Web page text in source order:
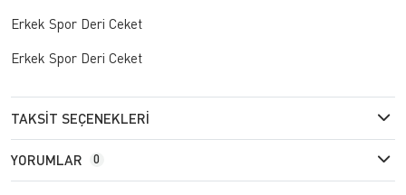
Erkek Spor Deri Ceket
Erkek Spor Deri Ceket
TAKSIT SEÇENEKLERI
YORUMLAR 0